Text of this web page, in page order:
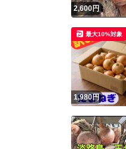
2,600円
1,980円
最大10%対象